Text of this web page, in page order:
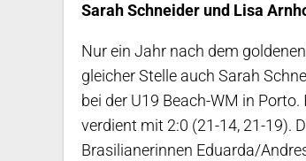
Sarah Schneider und Lisa
Nur ein Jahr nach dem
gleicher Stelle auch Sarah
bei der U19 Beach-WM in
verdient mit 2:0 (21-14, 21-19).
Brasilianerinnen Eduarda/